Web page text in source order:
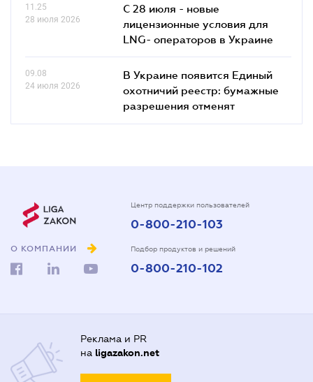
11.25
28 июля 2026
С 28 июля - новые
лицензионные условия для
LNG- операторов в Украине
09.08
24 июля 2026
В Украине появится Единый
охотничий реестр: бумажные
разрешения отменят
О КОМПАНИИ
Центр поддержки пользователей
0-800-210-103
Подбор продуктов и решений
0-800-210-102
Реклама и PR
на ligazakon.net